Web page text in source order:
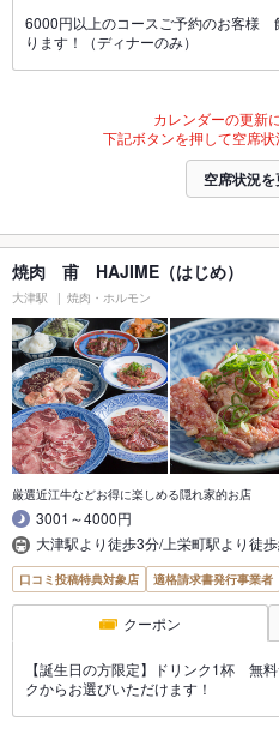
6000円以上のコースご予約のお客様
ります！（ディナーのみ）
カレンダーの更新
下記ボタンを押して空席状
空席状況
焼肉 甫 HAJIME（はじめ）
大津駅 焼肉・ホルモン
厳選近江牛などお得に楽しめる隠れ家的お店
3001～4000円
大津駅より徒歩3分/上栄町駅より徒
口コミ投稿特典対象店 適格請求書発行事業者
クーポン
【誕生日の方限定】ドリンク1杯 無
クからお選びいただけます！